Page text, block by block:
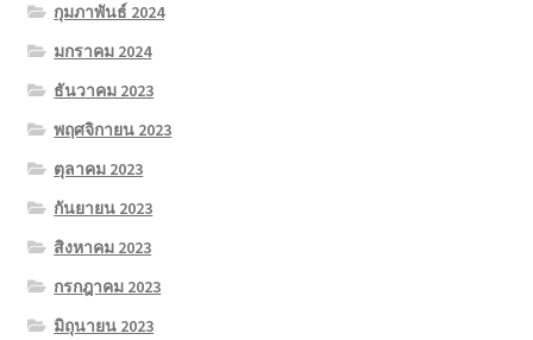
กุมภาพันธ์ 2024
มกราคม 2024
ธันวาคม 2023
พฤศจิกายน 2023
ตุลาคม 2023
กันยายน 2023
สิงหาคม 2023
กรกฎาคม 2023
มิถุนายน 2023